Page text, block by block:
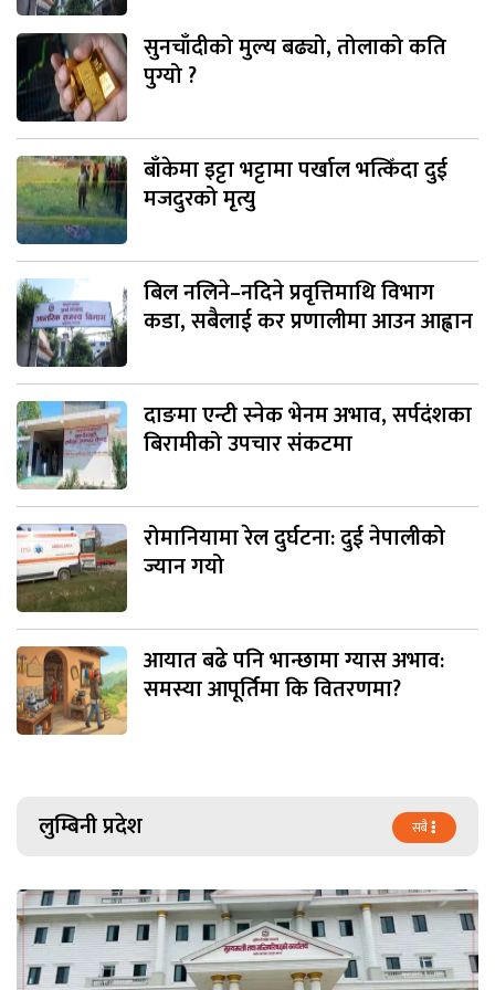
सुनचाँदीको मुल्य बढ्यो, तोलाको कति
पुग्यो ?
बाँकेमा इट्टा भट्टामा पर्खाल भत्किँदा दुई
मजदुरको मृत्यु
बिल नलिने–नदिने प्रवृत्तिमाथि विभाग
कडा, सबैलाई कर प्रणालीमा आउन आह्वान
दाङमा एन्टी स्नेक भेनम अभाव, सर्पदंशका
बिरामीको उपचार संकटमा
रोमानियामा रेल दुर्घटना: दुई नेपालीको
ज्यान गयो
आयात बढे पनि भान्छामा ग्यास अभाव:
समस्या आपूर्तिमा कि वितरणमा?
लुम्बिनी प्रदेश सबै